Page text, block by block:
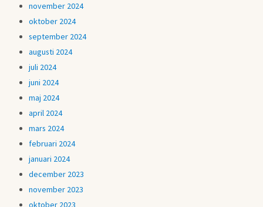
november 2024
oktober 2024
september 2024
augusti 2024
juli 2024
juni 2024
maj 2024
april 2024
mars 2024
februari 2024
januari 2024
december 2023
november 2023
oktober 2023